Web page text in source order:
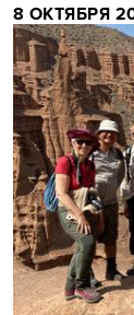
8 ОКТЯБРЯ